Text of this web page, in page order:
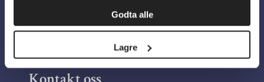
Godta alle
Lagre
Information in English
Bilder fra Colourbox.com